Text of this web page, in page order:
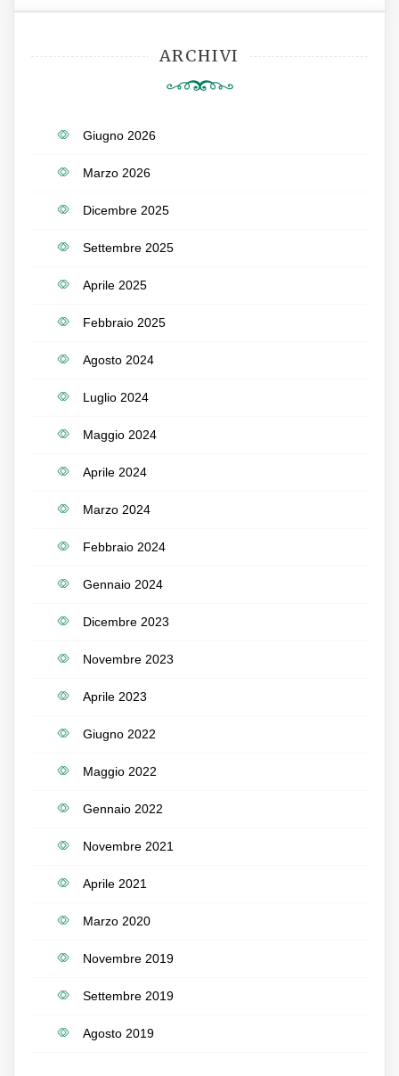
ARCHIVI
Giugno 2026
Marzo 2026
Dicembre 2025
Settembre 2025
Aprile 2025
Febbraio 2025
Agosto 2024
Luglio 2024
Maggio 2024
Aprile 2024
Marzo 2024
Febbraio 2024
Gennaio 2024
Dicembre 2023
Novembre 2023
Aprile 2023
Giugno 2022
Maggio 2022
Gennaio 2022
Novembre 2021
Aprile 2021
Marzo 2020
Novembre 2019
Settembre 2019
Agosto 2019